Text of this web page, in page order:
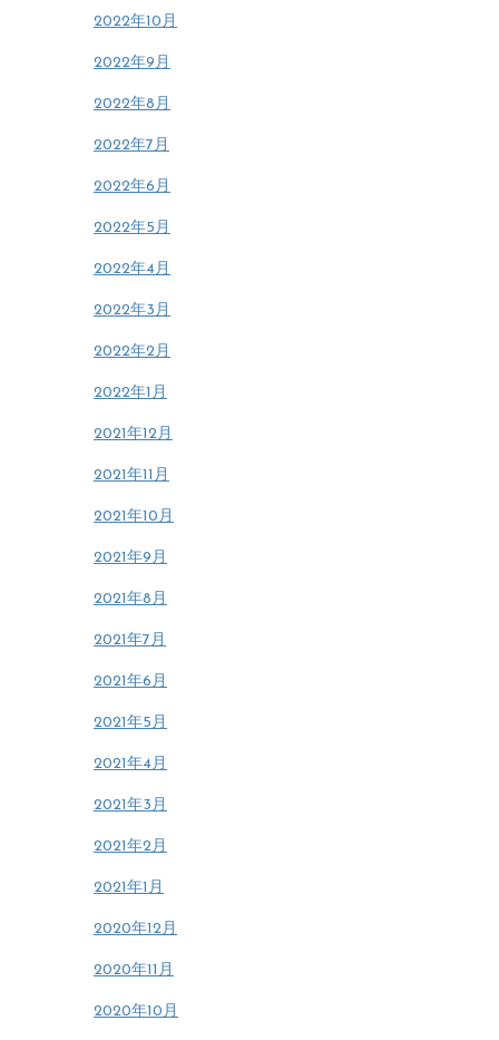
2022年10月
2022年9月
2022年8月
2022年7月
2022年6月
2022年5月
2022年4月
2022年3月
2022年2月
2022年1月
2021年12月
2021年11月
2021年10月
2021年9月
2021年8月
2021年7月
2021年6月
2021年5月
2021年4月
2021年3月
2021年2月
2021年1月
2020年12月
2020年11月
2020年10月